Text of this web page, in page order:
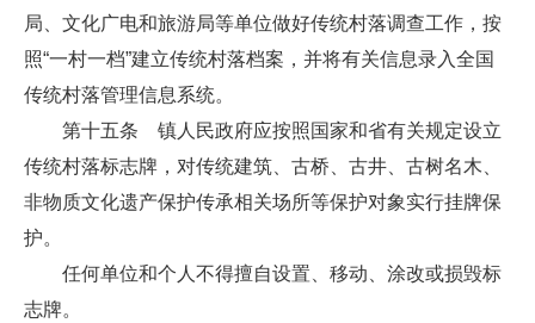
局、文化广电和旅游局等单位做好传统村落调查工作，按
照“一村一档”建立传统村落档案，并将有关信息录入全国
传统村落管理信息系统。
第十五条 镇人民政府应按照国家和省有关规定设立
传统村落标志牌，对传统建筑、古桥、古井、古树名木、
非物质文化遗产保护传承相关场所等保护对象实行挂牌保
护。
任何单位和个人不得擅自设置、移动、涂改或损毁标
志牌。